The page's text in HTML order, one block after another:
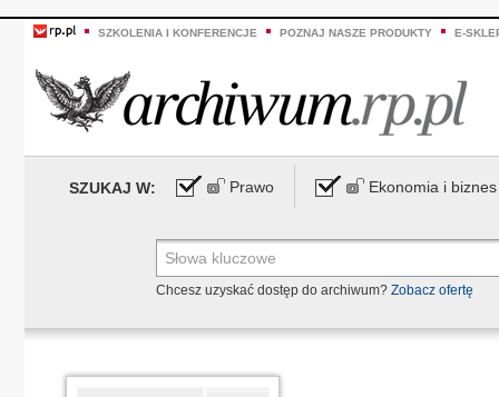
SZKOLENIA I KONFERENCJE POZNAJ NASZE PRODUKTY E-
SZUKAJ W: Prawo Ekonomia i biznes
Chcesz uzyskać dostęp do archiwum? Zobacz ofertę